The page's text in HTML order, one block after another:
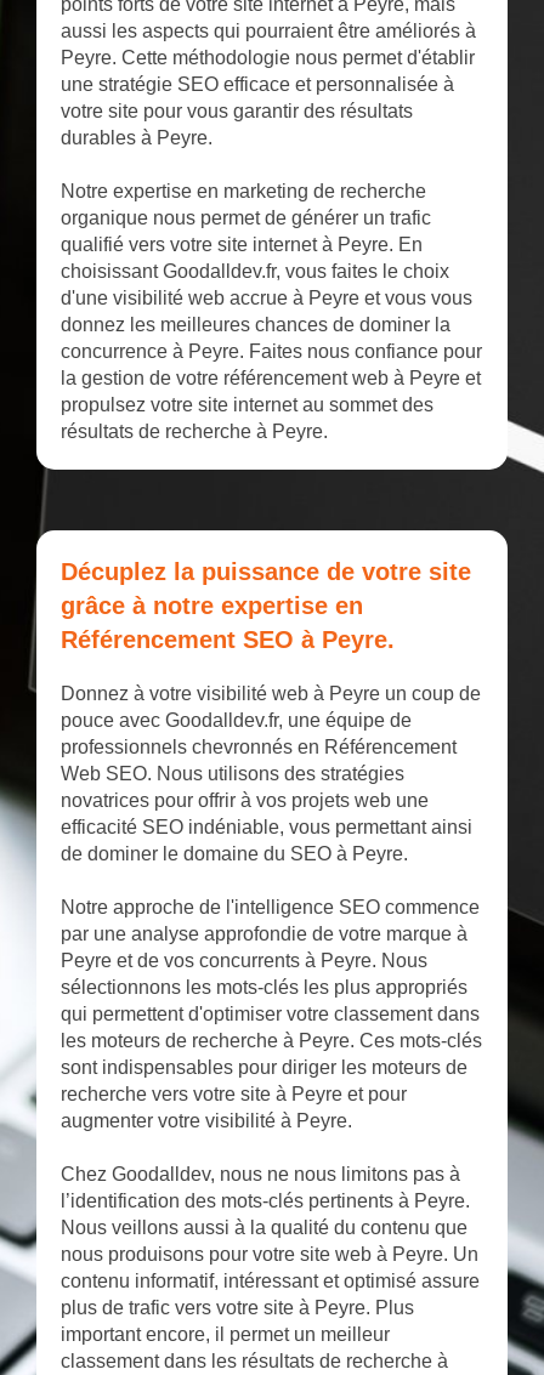
points forts de votre site internet à Peyre, mais
aussi les aspects qui pourraient être améliorés à
Peyre. Cette méthodologie nous permet d'établir
une stratégie SEO efficace et personnalisée à
votre site pour vous garantir des résultats
durables à Peyre.
Notre expertise en marketing de recherche
organique nous permet de générer un trafic
qualifié vers votre site internet à Peyre. En
choisissant Goodalldev.fr, vous faites le choix
d'une visibilité web accrue à Peyre et vous vous
donnez les meilleures chances de dominer la
concurrence à Peyre. Faites nous confiance pour
la gestion de votre référencement web à Peyre et
propulsez votre site internet au sommet des
résultats de recherche à Peyre.
Décuplez la puissance de votre site
grâce à notre expertise en
Référencement SEO à Peyre.
Donnez à votre visibilité web à Peyre un coup de
pouce avec Goodalldev.fr, une équipe de
professionnels chevronnés en Référencement
Web SEO. Nous utilisons des stratégies
novatrices pour offrir à vos projets web une
efficacité SEO indéniable, vous permettant ainsi
de dominer le domaine du SEO à Peyre.
Notre approche de l'intelligence SEO commence
par une analyse approfondie de votre marque à
Peyre et de vos concurrents à Peyre. Nous
sélectionnons les mots-clés les plus appropriés
qui permettent d'optimiser votre classement dans
les moteurs de recherche à Peyre. Ces mots-clés
sont indispensables pour diriger les moteurs de
recherche vers votre site à Peyre et pour
augmenter votre visibilité à Peyre.
Chez Goodalldev, nous ne nous limitons pas à
l’identification des mots-clés pertinents à Peyre.
Nous veillons aussi à la qualité du contenu que
nous produisons pour votre site web à Peyre. Un
contenu informatif, intéressant et optimisé assure
plus de trafic vers votre site à Peyre. Plus
important encore, il permet un meilleur
classement dans les résultats de recherche à